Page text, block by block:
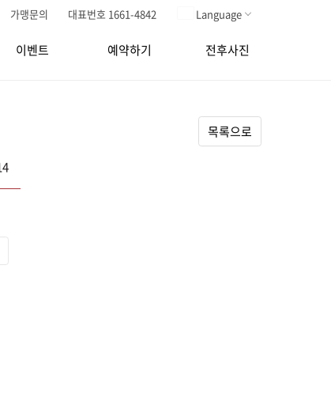
가맹문의 대표번호 1661-4842 Language
이벤트 예약하기 전후사진
목록으로